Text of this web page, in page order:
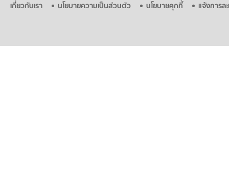
เกี่ยวกับเรา นโยบายความเป็นส่วนตัว นโยบายคุกกี้ แจ้งการล